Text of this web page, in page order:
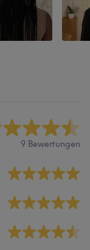
9 Bewertungen